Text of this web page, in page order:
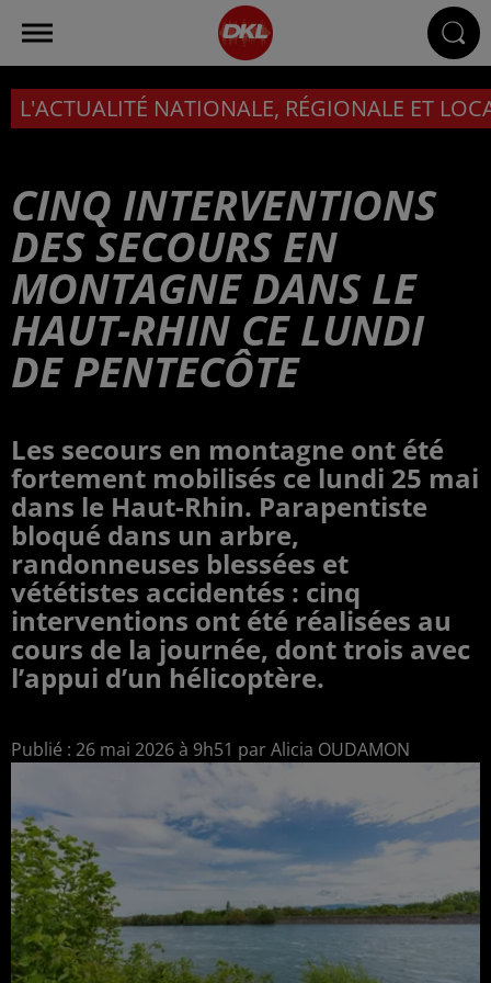
L'ACTUALITÉ NATIONALE, RÉGIONALE ET
CINQ INTERVENTIONS
DES SECOURS EN
MONTAGNE DANS LE
HAUT-RHIN CE LUNDI
DE PENTECÔTE
Les secours en montagne ont été
fortement mobilisés ce lundi 25 mai
dans le Haut-Rhin. Parapentiste
bloqué dans un arbre,
randonneuses blessées et
vététistes accidentés : cinq
interventions ont été réalisées au
cours de la journée, dont trois avec
l’appui d’un hélicoptère.
Publié : 26 mai 2026 à 9h51 par Alicia OUDAMON